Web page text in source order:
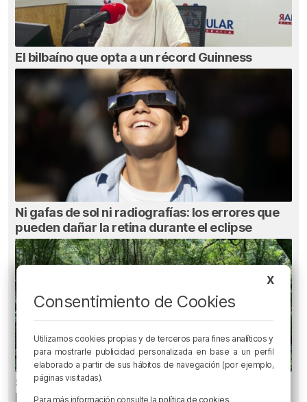
El bilbaíno que opta a un récord Guinness
Ni gafas de sol ni radiografías: los errores que
pueden dañar la retina durante el eclipse
Senderos de Bizkaia: cinco rutas fáciles para
hacer con niños
X
Consentimiento de Cookies
Utilizamos cookies propias y de terceros para fines analíticos y
para mostrarle publicidad personalizada en base a un perfil
elaborado a partir de sus hábitos de navegación (por ejemplo,
páginas visitadas).
Para más información consulte la política de cookies.